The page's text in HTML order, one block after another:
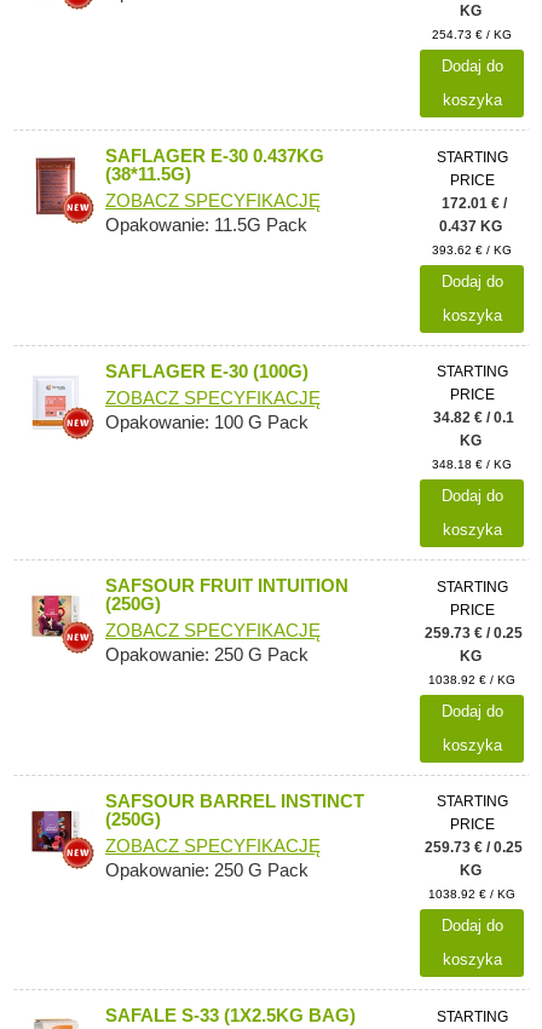
KG
254.73 € / KG
Dodaj do
koszyka
SAFLAGER E-30 0.437KG
(38*11.5G)
ZOBACZ SPECYFIKACJĘ
Opakowanie: 11.5G Pack
STARTING
PRICE
172.01 € /
0.437 KG
393.62 € / KG
Dodaj do
koszyka
SAFLAGER E-30 (100G)
ZOBACZ SPECYFIKACJĘ
Opakowanie: 100 G Pack
STARTING
PRICE
34.82 € / 0.1
KG
348.18 € / KG
Dodaj do
koszyka
SAFSOUR FRUIT INTUITION
(250G)
ZOBACZ SPECYFIKACJĘ
Opakowanie: 250 G Pack
STARTING
PRICE
259.73 € / 0.25
KG
1038.92 € / KG
Dodaj do
koszyka
SAFSOUR BARREL INSTINCT
(250G)
ZOBACZ SPECYFIKACJĘ
Opakowanie: 250 G Pack
STARTING
PRICE
259.73 € / 0.25
KG
1038.92 € / KG
Dodaj do
koszyka
SAFALE S-33 (1X2.5KG BAG)
STARTING